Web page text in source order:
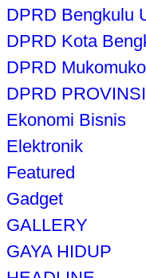
DPRD Bengkulu
DPRD Kota
DPRD Mukomuko
DPRD
Ekonomi Bisnis
Elektronik
Featured
Gadget
GALLERY
GAYA HIDUP